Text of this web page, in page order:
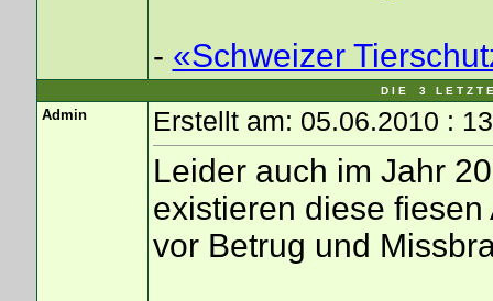
- «Schweizer
D I E 3 L E T Z T
Admin Erstellt am: 05.06.2010 :
Leider auch im Jahr
existieren diese
vor Betrug und